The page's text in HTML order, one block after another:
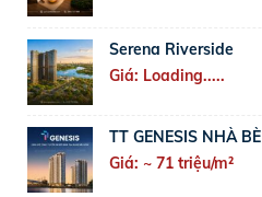
Serena Riverside
Giá: Loading.....
TT GENESIS NHÀ BÈ
Giá: ~ 71 triệu/m²